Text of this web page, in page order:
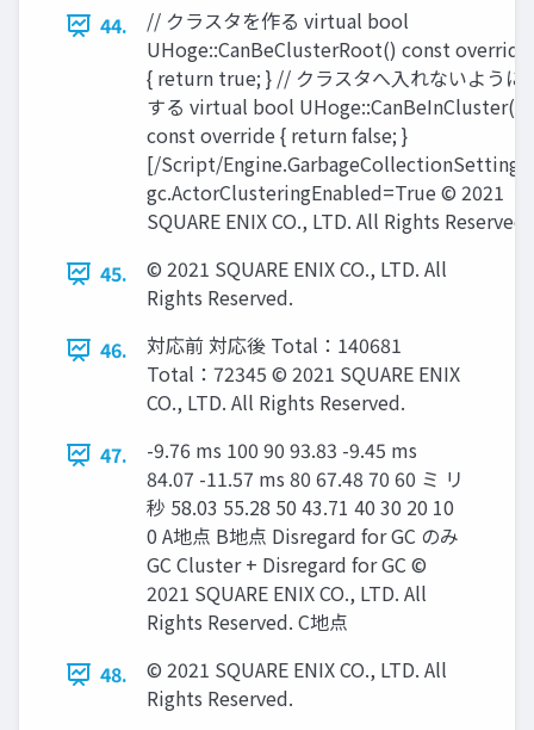
44.
// クラスタを作る virtual bool
UHoge::CanBeClusterRoot() const override
{ return true; } // クラスタへ入れないように
する virtual bool UHoge::CanBeInCluster()
const override { return false; }
[/Script/Engine.GarbageCollectionSettings]
gc.ActorClusteringEnabled=True © 2021
SQUARE ENIX CO., LTD. All Rights Reserved.
45.
© 2021 SQUARE ENIX CO., LTD. All
Rights Reserved.
46.
対応前 対応後 Total：140681
Total：72345 © 2021 SQUARE ENIX
CO., LTD. All Rights Reserved.
47.
-9.76 ms 100 90 93.83 -9.45 ms
84.07 -11.57 ms 80 67.48 70 60 ミ リ
秒 58.03 55.28 50 43.71 40 30 20 10
0 A地点 B地点 Disregard for GC のみ
GC Cluster + Disregard for GC ©
2021 SQUARE ENIX CO., LTD. All
Rights Reserved. C地点
48.
© 2021 SQUARE ENIX CO., LTD. All
Rights Reserved.